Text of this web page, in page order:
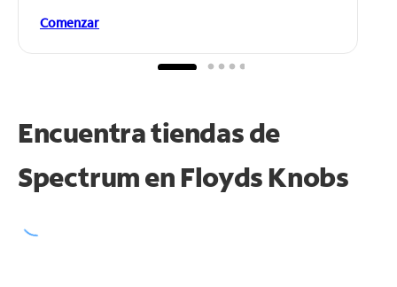
Comenzar
Encuentra tiendas de
Spectrum en Floyds Knobs